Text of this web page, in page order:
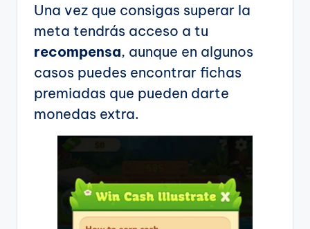
Una vez que consigas superar la
meta tendrás acceso a tu
recompensa, aunque en algunos
casos puedes encontrar fichas
premiadas que pueden darte
monedas extra.